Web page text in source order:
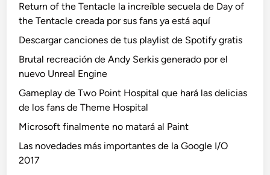
Return of the Tentacle la increíble secuela de Day of
the Tentacle creada por sus fans ya está aquí
Descargar canciones de tus playlist de Spotify gratis
Brutal recreación de Andy Serkis generado por el
nuevo Unreal Engine
Gameplay de Two Point Hospital que hará las delicias
de los fans de Theme Hospital
Microsoft finalmente no matará al Paint
Las novedades más importantes de la Google I/O
2017